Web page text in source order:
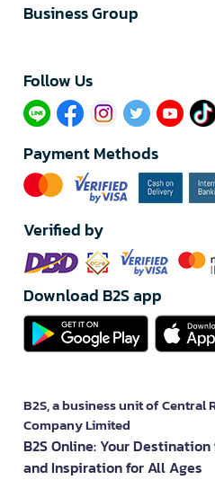
Business Group
Follow Us​
Payment Methods
Verified by
Download B2S app
B2S, a business unit of Central
Company Limited
B2S Online: Your
and Inspiration for All Ages